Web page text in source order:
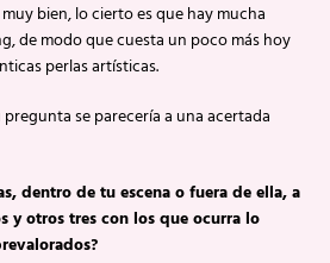
bien, lo cierto es que hay mucha
de modo que cuesta un poco más hoy
perlas artísticas.
se parecería a una acertada
dentro de tu escena o fuera de ella, a
y otros tres con los que ocurra lo